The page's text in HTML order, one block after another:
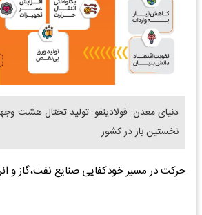
دنیای معدن: فولادینفو: تولید تختال هشت
نخستین بار در کشور
حرکت در مسیر خودکفایی صنایع نفت،گاز و